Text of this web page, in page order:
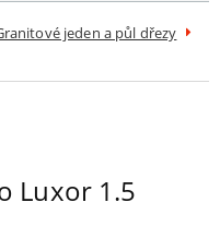
jeden a půl dřezy
Luxor 1.5